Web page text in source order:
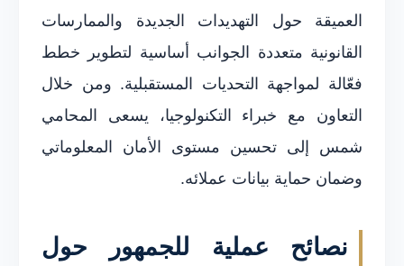
العميقة حول التهديدات الجديدة والممارسات
القانونية متعددة الجوانب أساسية لتطوير خطط
فعّالة لمواجهة التحديات المستقبلية. ومن خلال
التعاون مع خبراء التكنولوجيا، يسعى المحامي
شمس إلى تحسين مستوى الأمان المعلوماتي
وضمان حماية بيانات عملائه.
نصائح عملية للجمهور حول